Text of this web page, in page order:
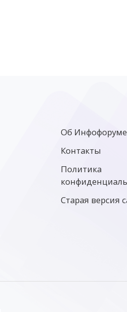
Об Инфофоруме
Контакты
Политика
Старая версия